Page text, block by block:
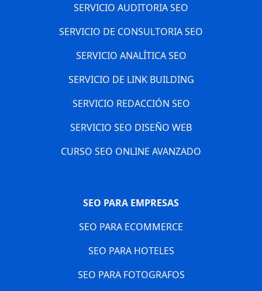
SERVICIO AUDITORIA SEO
SERVICIO DE CONSULTORIA SEO
SERVICIO ANALÍTICA SEO
SERVICIO DE LINK BUILDING
SERVICIO REDACCIÓN SEO
SERVICIO SEO DISEÑO WEB
CURSO SEO ONLINE AVANZADO
SEO PARA EMPRESAS
SEO PARA ECOMMERCE
SEO PARA HOTELES
SEO PARA FOTOGRAFOS